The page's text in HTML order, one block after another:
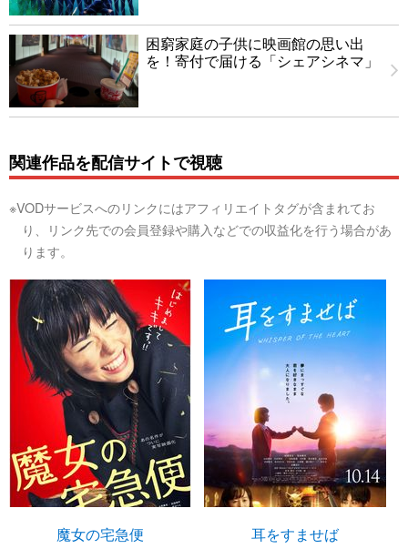
困窮家庭の子供に映画館の思い出
を！寄付で届ける「シェアシネマ」
関連作品を配信サイトで視聴
※VODサービスへのリンクにはアフィリエイトタグが含まれてお
り、リンク先での会員登録や購入などでの収益化を行う場合があ
ります。
魔女の宅急便 耳をすませば